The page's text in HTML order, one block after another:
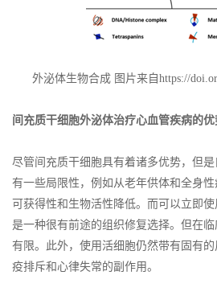
外泌体生物合成 图片来自https://
间充质干细胞外泌体治疗心血管疾病的优
尽管间充质干细胞具有着诸多优势，但
有一些局限性，例如从老年供体和全身
可获得性和生物活性降低。而可以立即
是一种很有前途的组织修复选择。但在
有限。此外，使用活细胞仍然带有固有
疫排斥和心律失常的副作用。